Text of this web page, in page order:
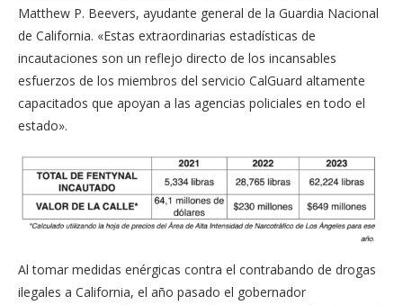
Matthew P. Beevers, ayudante general de la Guardia Nacional
de California. «Estas extraordinarias estadísticas de
incautaciones son un reflejo directo de los incansables
esfuerzos de los miembros del servicio CalGuard altamente
capacitados que apoyan a las agencias policiales en todo el
estado».
Al tomar medidas enérgicas contra el contrabando de drogas
ilegales a California, el año pasado el gobernador